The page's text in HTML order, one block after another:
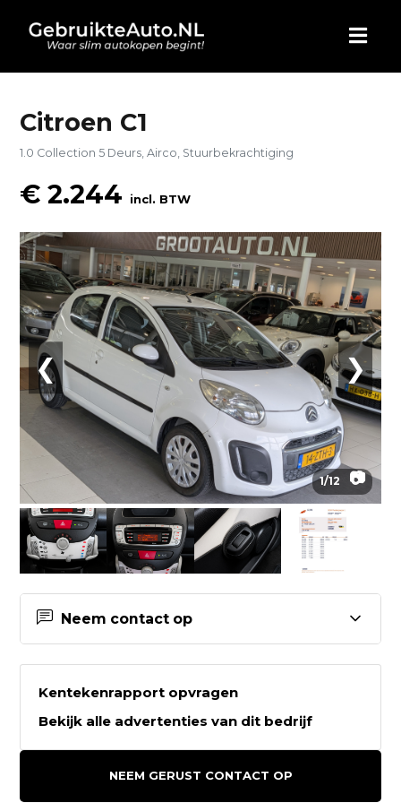
HOME
AUTO KOPEN
BLOG
WIE ZIJN WIJ
CONTACT
Citroen C1
1.0 Collection 5 Deurs, Airco, Stuurbekrachtiging
€ 2.244 incl. BTW
❮ ❯
1/12 📷
Neem contact op
Contactgegevens Grootauto-Van
Es B.V.
Kentekenrapport opvragen
Bekijk alle advertenties van dit bedrijf
NEEM GERUST CONTACT OP